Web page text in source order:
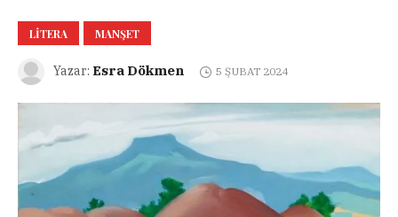
LITERA MANŞET
Yazar: Esra Dökmen 5 ŞUBAT 2024